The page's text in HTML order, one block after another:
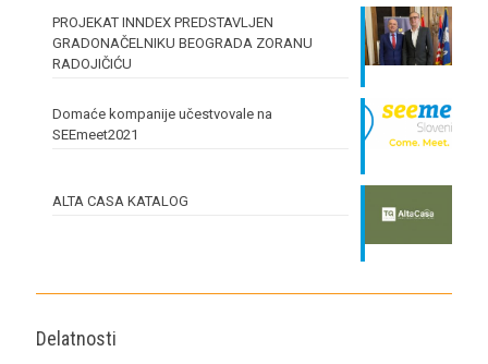
PROJEKAT INNDEX PREDSTAVLJEN
GRADONAČELNIKU BEOGRADA ZORANU
RADOJIČIĆU
Domaće kompanije učestvovale na
SEEmeet2021
ALTA CASA KATALOG
Delatnosti